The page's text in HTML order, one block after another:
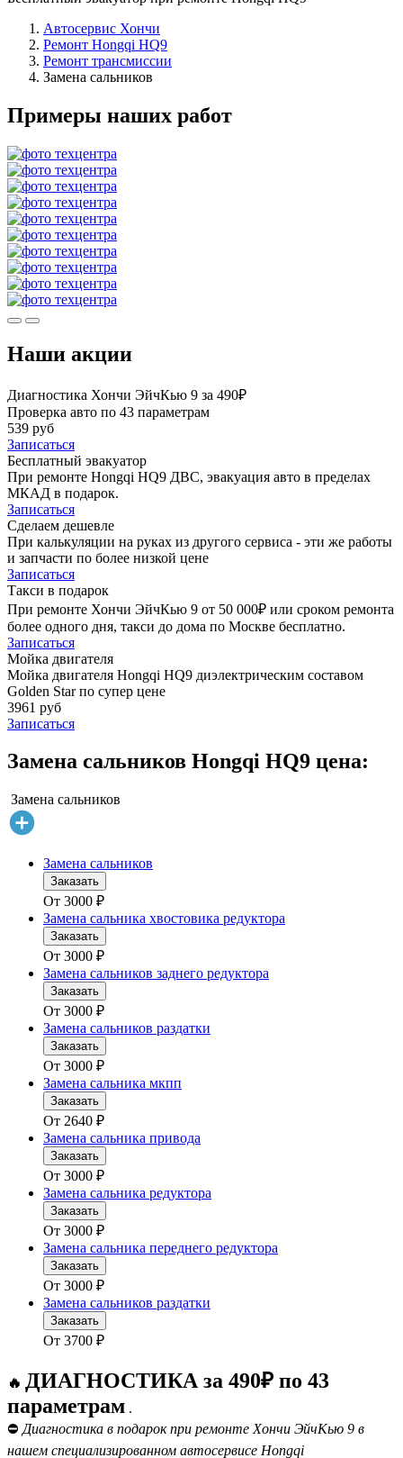
Автосервис Хончи
Ремонт Hongqi HQ9
Ремонт трансмиссии
Замена сальников
Примеры наших работ
Наши акции
Диагностика Хончи ЭйчКью 9 за 490₽
Проверка авто по 43 параметрам
539 руб
Записаться
Бесплатный эвакуатор
При ремонте Hongqi HQ9 ДВС, эвакуация авто в пределах
МКАД в подарок.
Записаться
Сделаем дешевле
При калькуляции на руках из другого сервиса - эти же работы
и запчасти по более низкой цене
Записаться
Такси в подарок
При ремонте Хончи ЭйчКью 9 от 50 000₽ или сроком ремонта
более одного дня, такси до дома по Москве бесплатно.
Записаться
Мойка двигателя
Мойка двигателя Hongqi HQ9 диэлектрическим составом
Golden Star по супер цене
3961 руб
Записаться
Замена сальников Hongqi HQ9 цена:
Замена сальников
Замена сальников
Заказать
От 3000 ₽
Замена сальника хвостовика редуктора
Заказать
От 3000 ₽
Замена сальников заднего редуктора
Заказать
От 3000 ₽
Замена сальников раздатки
Заказать
От 3000 ₽
Замена сальника мкпп
Заказать
От 2640 ₽
Замена сальника привода
Заказать
От 3000 ₽
Замена сальника редуктора
Заказать
От 3000 ₽
Замена сальника переднего редуктора
Заказать
От 3000 ₽
Замена сальников раздатки
Заказать
От 3700 ₽
🔥 ДИАГНОСТИКА за 490₽ по 43
параметрам .
⛔ Диагностика в подарок при ремонте Хончи ЭйчКью 9 в
нашем специализированном автосервисе Hongqi